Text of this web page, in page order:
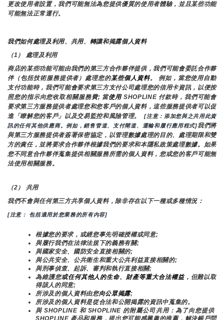
更改使用者設置，我們可能無法為您提供優質的使用者體驗，並且某些功能
可能無法正常運行。
我們如何處理及利用、共用、轉讓和揭露個人資料
（1） 處理及利用
商店的某些功能可能由我們的第三方合作夥伴提供，我們可能會委託合作夥
伴（包括技術服務提供者）處理您的某些個人資料。 例如，當您使用自動
支付功能時，我們可能會要求第三方支付公司處理您的信用卡資訊，以便按
照您的指示向您收取相關服務費; 當使用 SHOPLINE 付款時，我們可能會
要求第三方服務提供者處理您和您客戶的個人資料，這些服務提供者可以促
進「瞭解您的客戶」以及交易監控和風險管理。
[注意：添加您與之共用此資
訊的任何其他供應商。例如，銷售管道、支付閘道、運輸和履行應用程式]我們將
與第三方服務提供者簽署保密協定，以管理數據處理的目的、處理期限和雙
方的責任，並將要求合作夥伴根據我們的要求和本隱私政策處理數據。如果
您不同意合作夥伴蒐集提供相關服務所需的個人資料，您或您的客戶可能無
法使用相關服務。
（2） 共用
我們不會與任何第三方共享個人資料，除非存在以下一種或多種情況：
[注意： 包括適用於您業務的所有內容]
根據您的要求，或經您事先明確授權或同意;
與履行我們在法律法規下的義務有關;
與國家安全、國防安全直接相關的;
與公共安全、公共衛生和重大公共利益直接相關的;
與刑事偵查、起訴、審判和執行直接相關;
為維護您或任何其他人的生命、財產等重大合法權益，但難以取
得該人的同意;
所涉及的個人資料由您向公眾揭露;
所涉及的個人資料是從合法和公開揭露的資訊中蒐集的。
與 SHOPLINE 和 SHOPLINE 的附屬公司共用：為了向您提供
SHOPLINE 產品和服務，提出您可能感興趣的推薦，解決帳戶問